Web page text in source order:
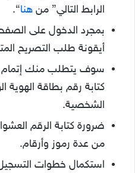
الرابط التالي” من هنا“.
بمجرد الدخول على
أيقونة طلب التصريح
سوف يتطلب منك
كتابة رقم بطاقة
الشخصية.
ضرورة كتابة الرقم
من عدة رموز وأرقام.
استكمال خطوات